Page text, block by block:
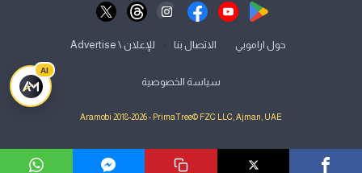
حول اراموبي الاتصال بنا للإعلان \ Advertise
سياسة الخصوصية
Aramobi 2018-2026 - PrimaTree© FZC LLC, Ajman, UAE
AI